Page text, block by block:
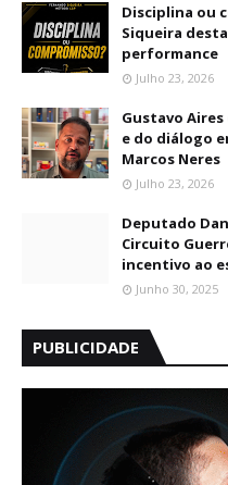
Disciplina ou
Siqueira
performance
Julho 23, 2026
Gustavo
e do diálogo
Marcos Neres
Julho 23, 2026
Deputado
Circuito
incentivo ao
Junho 30, 2025
PUBLICIDADE